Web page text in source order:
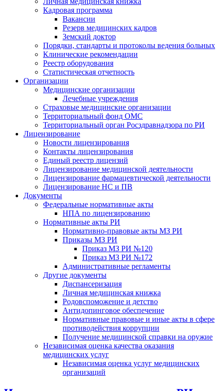
Кадровая программа
Вакансии
Резерв медицинских кадров
Земский доктор
Порядки, стандарты и протоколы ведения больных
Клинические рекомендации
Реестр оборудования
Статистическая отчетность
Организации
Медицинские организации
Лечебные учреждения
Страховые медицинские организации
Территориальный фонд ОМС
Территориальный орган Росздравнадзора по РИ
Лицензирование
Новости лицензирования
Контакты лицензирования
Единый реестр лицензий
Лицензирование медицинской деятельности
Лицензирование фармацевтической деятельности
Лицензирование НС и ПВ
Документы
Федеральные нормативные акты
НПА по лицензированию
Нормативные акты РИ
Нормативно-правовые акты МЗ РИ
Приказы МЗ РИ
Приказ МЗ РИ №120
Приказ МЗ РИ №172
Административные регламенты
Другие документы
Диспансеризация
Личная медицинская книжка
Родовспоможение и детство
Антидопинговое обеспечение
Нормативные правовые и иные акты в сфере
противодействия коррупции
Получение медицинской справки на оружие
Независимая оценка качества оказания
медицинских услуг
Независимая оценка услуг медицинскиx
организаций